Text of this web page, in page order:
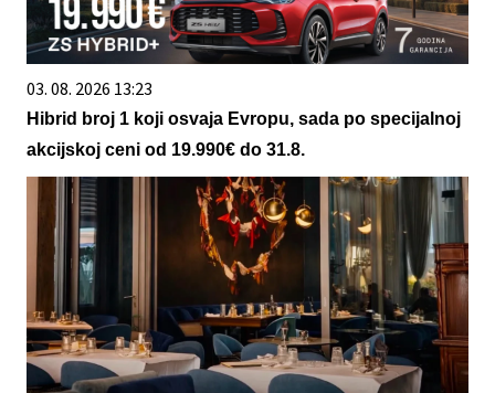
03. 08. 2026 13:23
Hibrid broj 1 koji osvaja Evropu, sada po specijalnoj
akcijskoj ceni od 19.990€ do 31.8.